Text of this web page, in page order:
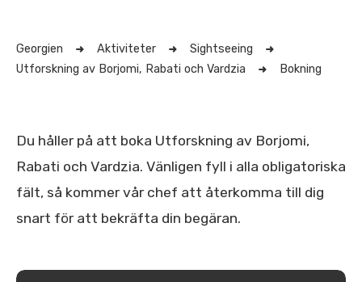
Georgien Aktiviteter
Sightseeing
Utforskning av Borjomi, Rabati och Vardzia
Bokning
Du håller på att boka Utforskning av Borjomi,
Rabati och Vardzia. Vänligen fyll i alla obligatoriska
fält, så kommer vår chef att återkomma till dig
snart för att bekräfta din begäran.